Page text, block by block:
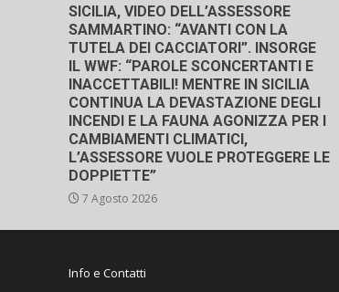
SICILIA, VIDEO DELL’ASSESSORE
SAMMARTINO: “AVANTI CON LA
TUTELA DEI CACCIATORI”. INSORGE
IL WWF: “PAROLE SCONCERTANTI E
INACCETTABILI! MENTRE IN SICILIA
CONTINUA LA DEVASTAZIONE DEGLI
INCENDI E LA FAUNA AGONIZZA PER I
CAMBIAMENTI CLIMATICI,
L’ASSESSORE VUOLE PROTEGGERE LE
DOPPIETTE”
7 Agosto 2026
Info e Contatti